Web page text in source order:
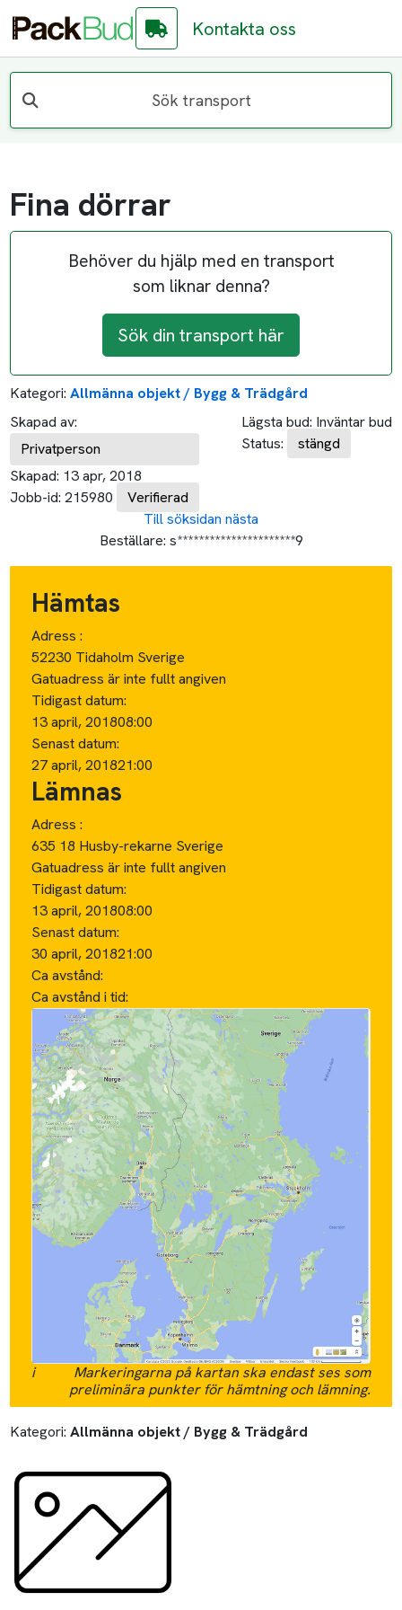
Kontakta oss
Sök transport
Fina dörrar
Behöver du hjälp med en transport
som liknar denna?
Sök din transport här
Kategori: Allmänna objekt / Bygg & Trädgård
Skapad av:
Privatperson
Skapad: 13 apr, 2018
Jobb-id: 215980 Verifierad
Lägsta bud: Inväntar bud
Status:
stängd
Till söksidan nästa
Beställare: s**********************9
Hämtas
Adress :
52230 Tidaholm Sverige
Gatuadress är inte fullt angiven
Tidigast datum:
13 april, 201808:00
Senast datum:
27 april, 201821:00
Lämnas
Adress :
635 18 Husby-rekarne Sverige
Gatuadress är inte fullt angiven
Tidigast datum:
13 april, 201808:00
Senast datum:
30 april, 201821:00
Ca avstånd:
Ca avstånd i tid:
i
Markeringarna på kartan ska endast ses som
preliminära punkter för hämtning och lämning.
Kategori: Allmänna objekt / Bygg & Trädgård